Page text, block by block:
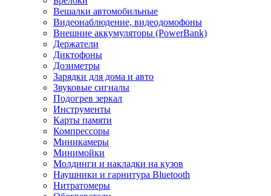
Вешалки автомобильные
Видеонаблюдение, видеодомофоны
Внешние аккумуляторы (PowerBank)
Держатели
Диктофоны
Дозиметры
Зарядки для дома и авто
Звуковые сигналы
Подогрев зеркал
Инструменты
Карты памяти
Компрессоры
Миникамеры
Минимойки
Молдинги и накладки на кузов
Наушники и гарнитура Bluetooth
Нитратомеры